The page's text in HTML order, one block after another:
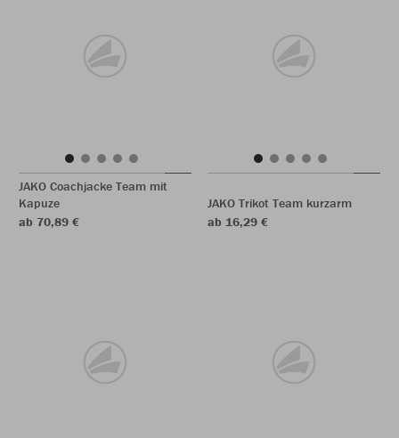
JAKO Coachjacke Team mit
Kapuze
ab 70,89 €
JAKO Trikot Team kurzarm
ab 16,29 €